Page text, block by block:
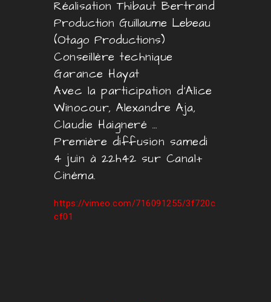
Réalisation Thibaut Bertrand
Production Guillaume Lebeau
(Otago Productions)
Conseillère technique
Garance Hayat
Avec la participation d’Alice
Winocour, Alexandre Aja,
Claudie Haigneré …
Première diffusion samedi
4 juin à 22h42 sur Canal+
Cinéma.
https://vimeo.com/716091255/3f720c
cf01